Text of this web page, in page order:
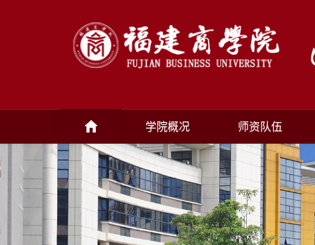
学院概况 师资队伍